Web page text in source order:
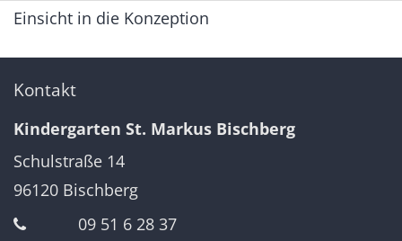
Einsicht in die Konzeption
Kontakt
Kindergarten St. Markus Bischberg
Schulstraße 14
96120 Bischberg
09 51 6 28 37